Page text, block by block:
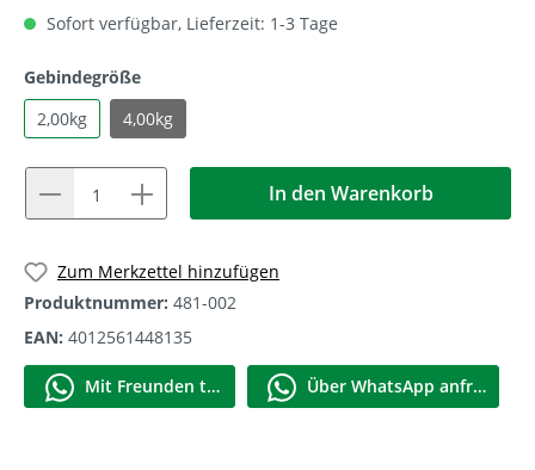
Sofort verfügbar, Lieferzeit: 1-3 Tage
Gebindegröße
2,00kg
4,00kg
1 In den Warenkorb
Zum Merkzettel hinzufügen
Produktnummer: 481-002
EAN: 4012561448135
Mit Frеunden teilen Über WhatѕApp anfragеn